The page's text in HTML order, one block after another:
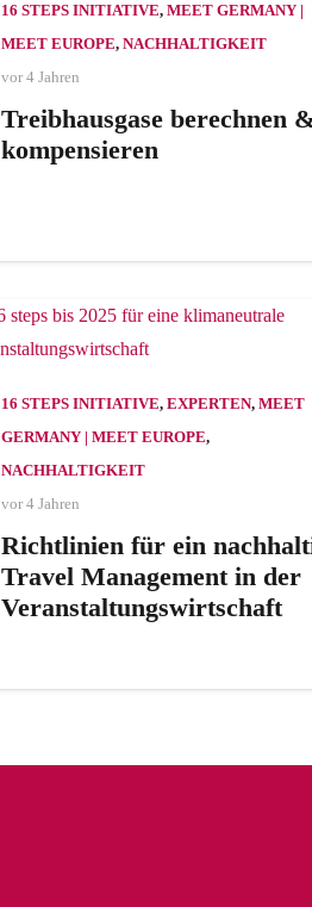
16 STEPS INITIATIVE,MEET GERMANY |
MEET EUROPE,NACHHALTIGKEIT
vor 4 Jahren
Treibhausgase berechnen
kompensieren
16 STEPS INITIATIVE,EXPERTEN,MEET
GERMANY | MEET EUROPE,
NACHHALTIGKEIT
vor 4 Jahren
Richtlinien für ein
Travel Management in der
Veranstaltungswirtschaft